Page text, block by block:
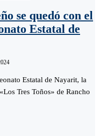
se quedó con el
Estatal de
Estatal de Nayarit, la
Tres Toños» de Rancho